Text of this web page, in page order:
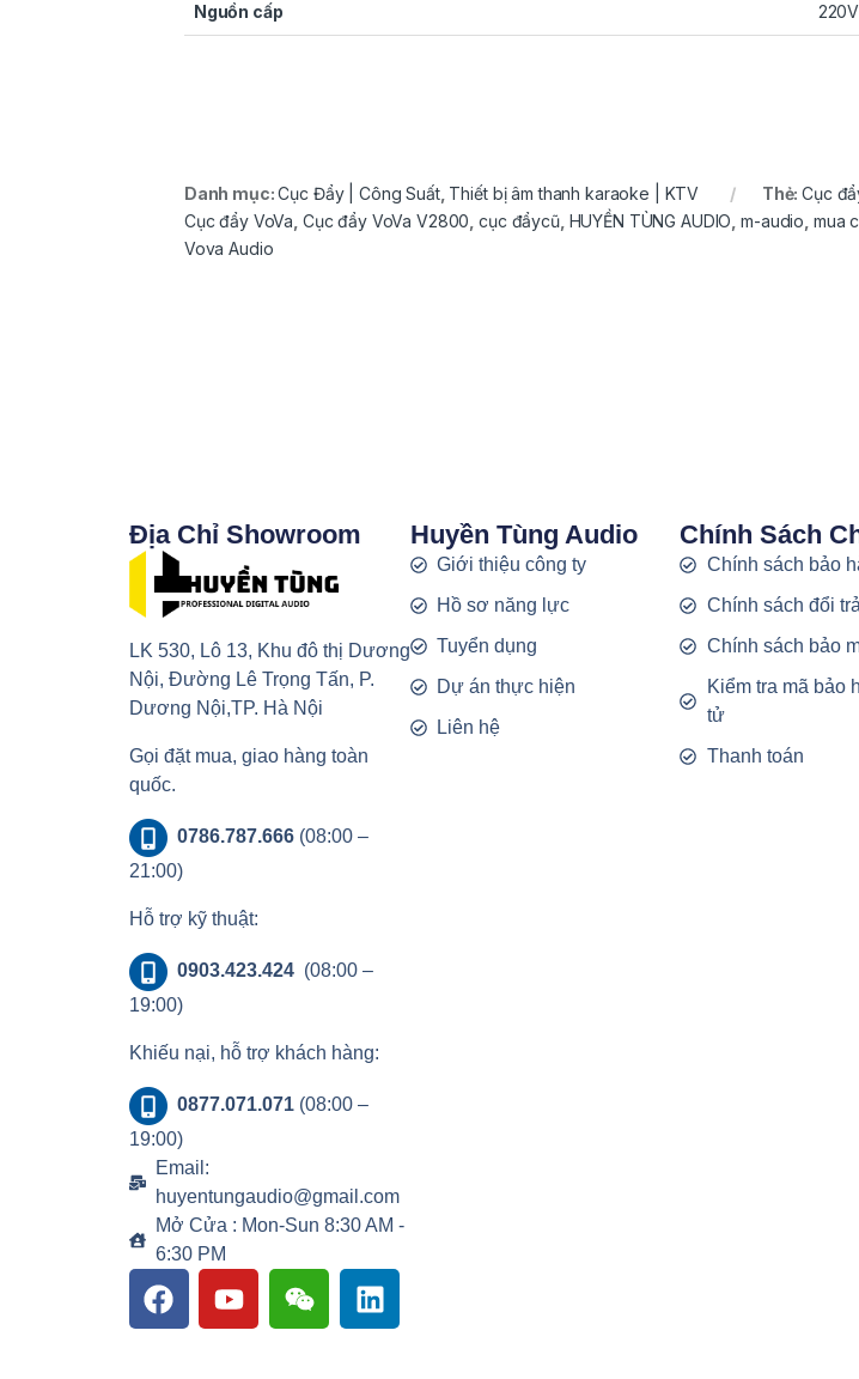
Nguồn cấp
Danh mục:Cục Đẩy | Công Suất, Thiết bị âm thanh karaoke | KTV Thẻ:Cục
Cục đẩy VoVa Cục đẩy VoVa V2800 ,cục đẩycũ, HUYỀN TÙNG AUDIO ,m-audio mua
Vova Audio
Địa Chỉ Showroom
LK 530, Lô 13, Khu đô thị Dương
Nội, Đường Lê Trọng Tấn, P.
Dương Nội,TP. Hà Nội
Gọi đặt mua, giao hàng toàn
quốc.
0786.787.666(08:00 –
21:00)
Hỗ trợ kỹ thuật:
0903.423.424 (08:00 –
19:00)
Khiếu nại, hỗ trợ khách hàng:
0877.071.071(08:00 –
19:00)
Email:
huyentungaudio@gmail.com
Mở Cửa : Mon-Sun 8:30 AM -
6:30 PM
Huyền Tùng Audio
Giới thiệu công ty
Hồ sơ năng lực
Tuyển dụng
Dự án thực hiện
Liên hệ
Chính Sách
Chính sách bảo
Chính sách đổi
Chính sách bảo
Kiểm tra mã bảo
tử
Thanh toán